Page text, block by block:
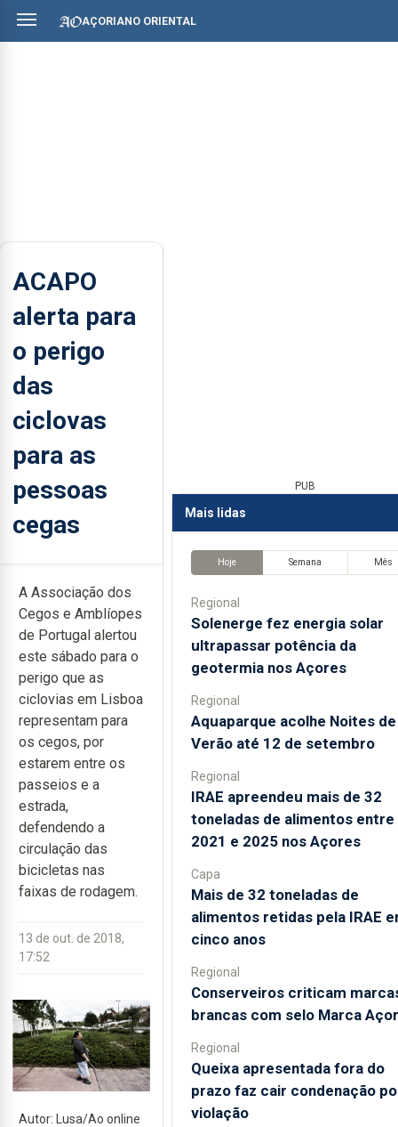
AÇORIANO ORIENTAL
ACAPO
alerta para
o perigo
das
ciclovas
para as
pessoas
cegas
A Associação dos
Cegos e Amblíopes
de Portugal alertou
este sábado para o
perigo que as
ciclovias em Lisboa
representam para
os cegos, por
estarem entre os
passeios e a
estrada,
defendendo a
circulação das
bicicletas nas
faixas de rodagem.
13 de out. de 2018,
17:52
Autor: Lusa/Ao online
PUB
Mais lidas
Hoje Semana Mês
Regional
Solenerge fez energia solar
ultrapassar potência da
geotermia nos Açores
Regional
Aquaparque acolhe Noites de
Verão até 12 de setembro
Regional
IRAE apreendeu mais de 32
toneladas de alimentos entre
2021 e 2025 nos Açores
Capa
Mais de 32 toneladas de
alimentos retidas pela IRAE
cinco anos
Regional
Conserveiros criticam
brancas com selo Marca
Regional
Queixa apresentada fora do
prazo faz cair condenação
violação